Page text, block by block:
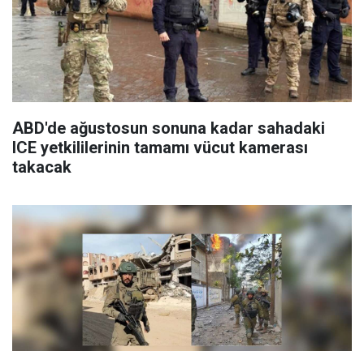
ABD'de ağustosun sonuna kadar sahadaki
ICE yetkililerinin tamamı vücut kamerası
takacak